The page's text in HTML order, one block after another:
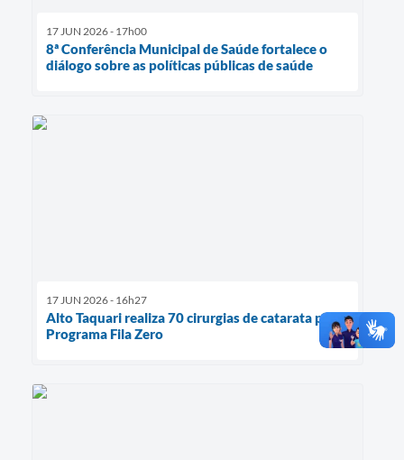
17 JUN 2026 - 17h00
8ª Conferência Municipal de Saúde fortalece o
diálogo sobre as políticas públicas de saúde
17 JUN 2026 - 16h27
Alto Taquari realiza 70 cirurgias de catarata pelo
Programa Fila Zero